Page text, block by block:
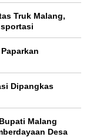
Truk Malang,
Dipangkas
Malang
Desa